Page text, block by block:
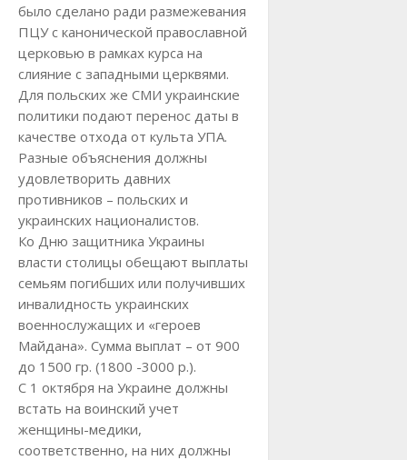
было сделано ради размежевания
ПЦУ с канонической православной
церковью в рамках курса на
слияние с западными церквями.
Для польских же СМИ украинские
политики подают перенос даты в
качестве отхода от культа УПА.
Разные объяснения должны
удовлетворить давних
противников – польских и
украинских националистов.
Ко Дню защитника Украины
власти столицы обещают выплаты
семьям погибших или получивших
инвалидность украинских
военнослужащих и «героев
Майдана». Сумма выплат – от 900
до 1500 гр. (1800 -3000 р.).
С 1 октября на Украине должны
встать на воинский учет
женщины-медики,
соответственно, на них должны